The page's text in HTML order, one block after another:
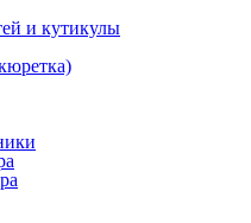
и кутикулы